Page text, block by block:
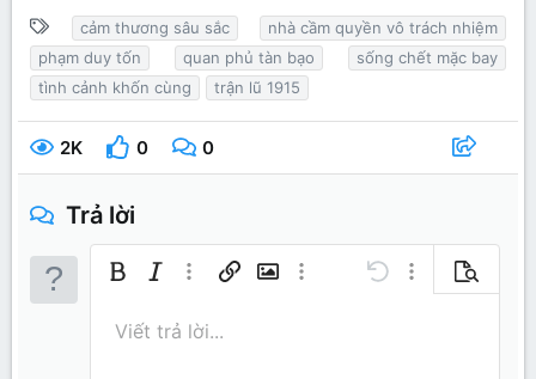
T
ừ
k
h
a
cảm thương sâu sắc
nhà cầm quyền vô trách nhiệm
phạm duy tốn
quan phủ tàn bạo
sống chết mặc bay
tình cảnh khốn cùng
trận lũ 1915
2K 0 0
Trả lời
Bold In nghiêng
Thêm tùy chọn…
Chèn liên kết
Chèn hình ảnh
Thêm tùy chọn…
Undo Thêm tùy chọn…
Xem trước
Kích thước
Màu chữPhông chữ
Mặt cườiTrích dẫn
Media
RedoToggle BB code
Xóa định dạng
Viết trả lời...